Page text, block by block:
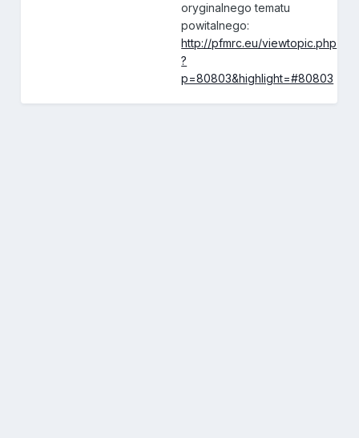
oryginalnego tematu
powitalnego:
http://pfmrc.eu/viewtopic.php
?
p=80803&highlight=#80803